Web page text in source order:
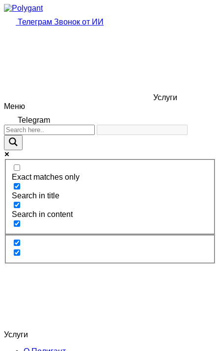
Телеграм Звонок от ИИ
Услуги
Меню
Telegram
Exact matches only
Search in title
Search in content
Услуги